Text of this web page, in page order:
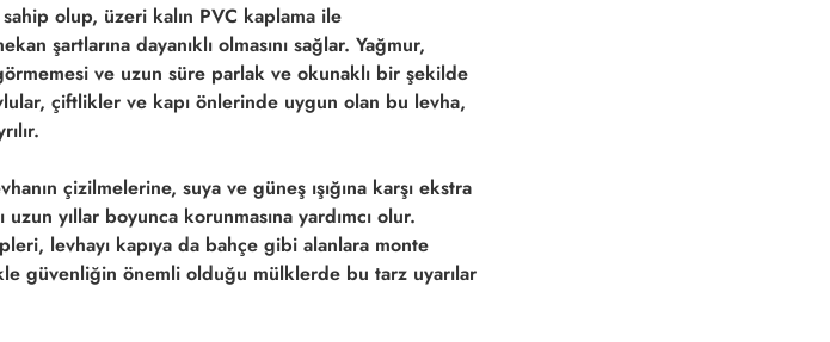
olup, üzeri kalın PVC kaplama ile
şartlarına dayanıklı olmasını sağlar. Yağmur,
ve uzun süre parlak ve okunaklı bir şekilde
çiftlikler ve kapı önlerinde uygun olan bu levha,
çizilmelerine, suya ve güneş ışığına karşı ekstra
yıllar boyunca korunmasına yardımcı olur.
levhayı kapıya da bahçe gibi alanlara monte
güvenliğin önemli olduğu mülklerde bu tarz uyarılar